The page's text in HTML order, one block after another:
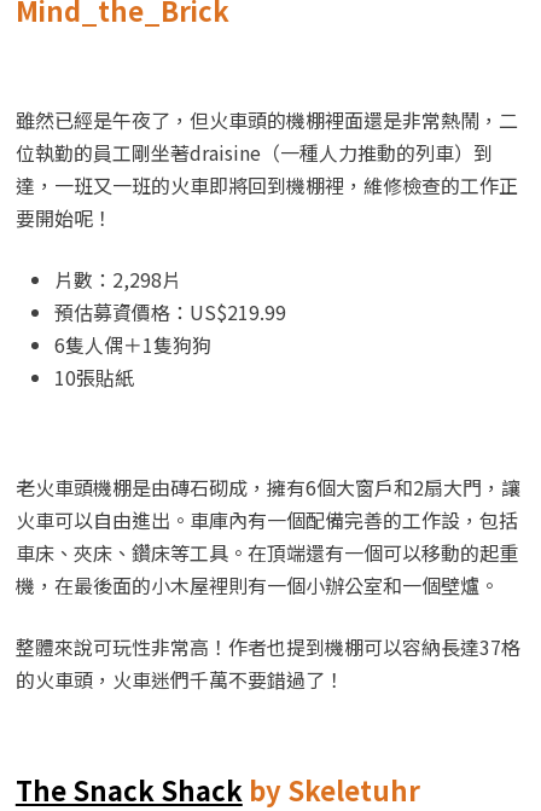
Mind_the_Brick
雖然已經是午夜了，但火車頭的機棚裡面還是非常熱鬧，二
位執勤的員工剛坐著draisine（一種人力推動的列車）到
達，一班又一班的火車即將回到機棚裡，維修檢查的工作正
要開始呢！
片數：2,298片
預估募資價格：US$219.99
6隻人偶＋1隻狗狗
10張貼紙
老火車頭機棚是由磚石砌成，擁有6個大窗戶和2扇大門，讓
火車可以自由進出。車庫內有一個配備完善的工作設，包括
車床、夾床、鑽床等工具。在頂端還有一個可以移動的起重
機，在最後面的小木屋裡則有一個小辦公室和一個壁爐。
整體來說可玩性非常高！作者也提到機棚可以容納長達37格
的火車頭，火車迷們千萬不要錯過了！
The Snack Shack by Skeletuhr